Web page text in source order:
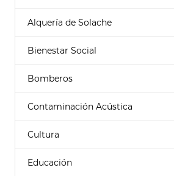
Alquería de Solache
Bienestar Social
Bomberos
Contaminación Acústica
Cultura
Educación